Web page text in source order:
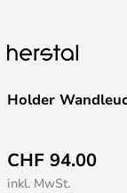
Holder
CHF 94.00
inkl. MwSt.